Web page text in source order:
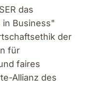
das
in Business"
der
für
faires
Allianz des